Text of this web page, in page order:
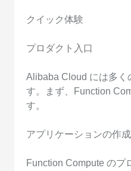
クイック体験
プロダクト入口
Alibaba Cloud には多く
す。まず、Function
す。
アプリケーションの作成
Function Compute のプ